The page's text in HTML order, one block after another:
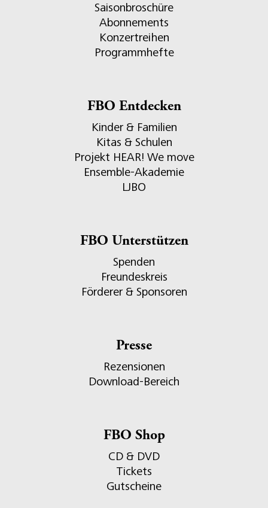
Saisonbroschüre
Abonnements
Konzertreihen
Programmhefte
FBO Entdecken
Kinder & Familien
Kitas & Schulen
Projekt HEAR! We move
Ensemble-Akademie
LJBO
FBO Unterstützen
Spenden
Freundeskreis
Förderer & Sponsoren
Presse
Rezensionen
Download-Bereich
FBO Shop
CD & DVD
Tickets
Gutscheine